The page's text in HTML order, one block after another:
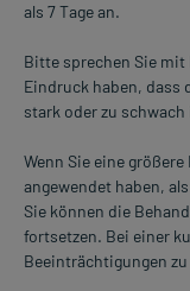
als 7 Tage an.
Bitte sprechen Sie mit
Eindruck haben, dass
stark oder zu schwach
Wenn Sie eine
angewendet haben,
Sie können die
fortsetzen. Bei einer
Beeinträchtigungen